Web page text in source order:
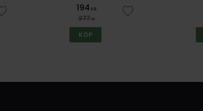
Lägg till i favoriter
194 KR
277KR Lägg till i favoriter
KÖP